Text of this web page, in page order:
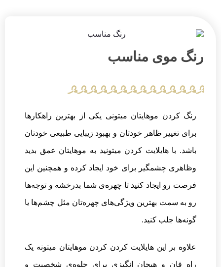
رنگ موی مناسب
رنگ کردن موهایتان میتونی یکی از بهترین راهکارها
برای تغییر ظاهر خودتان و بهبود زیبایی طبیعی خودتان
باشد. با هایلایت کردن میتونید به موهایتان عمق بدید
وظاهری چشمگیر برای خود ایجاد کرده و همچنین این
فرصت رو ایجاد کنید تا چهره‌ی شما بدرخشه و توجه‌ها
رو به سمت بهترین ویژگی‌های چهره‌تان مثل چشم‌ها یا
گونه‌ها جلب کنید.
علاوه بر این هایلایت کردن کردن موهایتان میتونه یک
راه فان و هیجان انگیزی برای جلوه‌‌ی شخصیت و